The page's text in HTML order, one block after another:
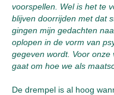
voorspellen. Wel is het te
blijven doorrijden met dat
gingen mijn gedachten
oplopen in de vorm van
gegeven wordt. Voor
gaat om hoe we als
De drempel is al hoog